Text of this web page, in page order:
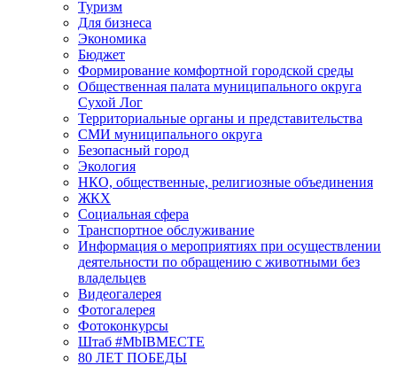
Туризм
Для бизнеса
Экономика
Бюджет
Формирование комфортной городской среды
Общественная палата муниципального округа
Сухой Лог
Территориальные органы и представительства
СМИ муниципального округа
Безопасный город
Экология
НКО, общественные, религиозные объединения
ЖКХ
Социальная сфера
Транспортное обслуживание
Информация о мероприятиях при осуществлении
деятельности по обращению с животными без
владельцев
Видеогалерея
Фотогалерея
Фотоконкурсы
Штаб #MbIBMECTE
80 ЛЕТ ПОБЕДЫ